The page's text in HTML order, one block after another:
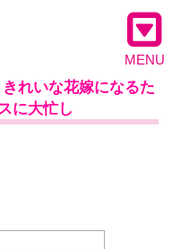
MENU
れいな花嫁になるた
に大忙し